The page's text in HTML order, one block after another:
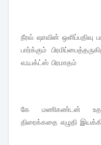
நீரவ் ஷாவின் ஒளிப்பதிவு
பார்க்கும்
எஃபக்ட்ஸ் பிரமாதம்
கே மணிகண்டன்
திரைக்கதை எழுதி